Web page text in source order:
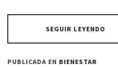
SEGUIR LEYENDO
PUBLICADA EN BIENESTAR